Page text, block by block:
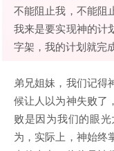
不能阻止我，不能阻
我来是要实现神的计
字架，我的计划就完
弟兄姐妹，我们记得
候让人以为神失败了
败是因为我们的眼
为，实际上，神始终